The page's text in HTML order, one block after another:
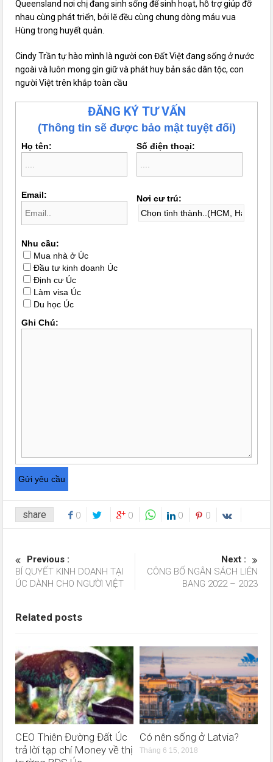
Queensland nơi chị đang sinh sống để sinh hoạt, hỗ trợ giúp đỡ
nhau cùng phát triển, bởi lẽ đều cùng chung dòng máu vua
Hùng trong huyết quản.
Cindy Trần tự hào mình là người con Đất Việt đang sống ở nước
ngoài và luôn mong gìn giữ và phát huy bản sắc dân tộc, con
người Việt trên khắp toàn cầu
ĐĂNG KÝ TƯ VẤN
(Thông tin sẽ được bảo mật tuyệt đối)
Họ tên: Số điện thoại:
Email: Nơi cư trú:
Nhu cầu:
Mua nhà ở Úc
Đầu tư kinh doanh Úc
Định cư Úc
Làm visa Úc
Du học Úc
Ghi Chú:
share 0 0 0 0
Previous :
BÍ QUYẾT KINH DOANH TẠI
ÚC DÀNH CHO NGƯỜI VIỆT
Next :
CÔNG BỐ NGÂN SÁCH LIÊN
BANG 2022 – 2023
Related posts
CEO Thiên Đường Đất Úc
trả lời tạp chí Money về thị
Có nên sống ở Latvia?
Tháng 6 15, 2018